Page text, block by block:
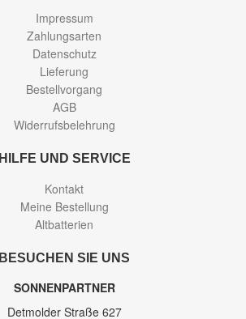
Impressum
Zahlungsarten
Datenschutz
Lieferung
Bestellvorgang
AGB
Widerrufsbelehrung
HILFE UND SERVICE
Kontakt
Meine Bestellung
Altbatterien
BESUCHEN SIE UNS
SONNENPARTNER
Detmolder Straße 627